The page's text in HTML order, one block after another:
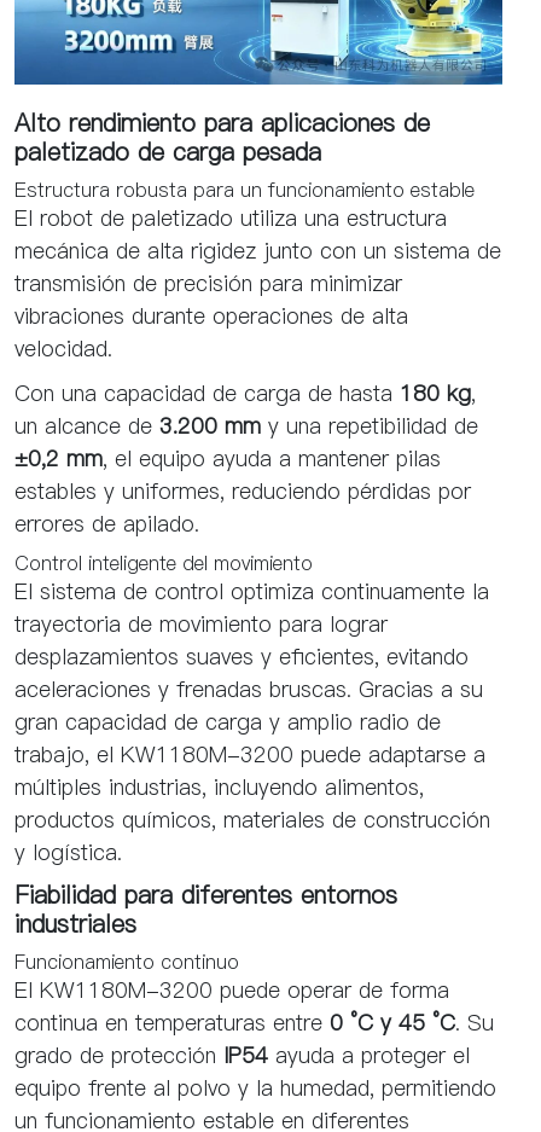
Alto rendimiento para aplicaciones de
paletizado de carga pesada
Estructura robusta para un funcionamiento estable
El robot de paletizado utiliza una estructura
mecánica de alta rigidez junto con un sistema de
transmisión de precisión para minimizar
vibraciones durante operaciones de alta
velocidad.
Con una capacidad de carga de hasta 180 kg,
un alcance de 3.200 mm y una repetibilidad de
±0,2 mm, el equipo ayuda a mantener pilas
estables y uniformes, reduciendo pérdidas por
errores de apilado.
Control inteligente del movimiento
El sistema de control optimiza continuamente la
trayectoria de movimiento para lograr
desplazamientos suaves y eficientes, evitando
aceleraciones y frenadas bruscas. Gracias a su
gran capacidad de carga y amplio radio de
trabajo, el KW1180M-3200 puede adaptarse a
múltiples industrias, incluyendo alimentos,
productos químicos, materiales de construcción
y logística.
Fiabilidad para diferentes entornos
industriales
Funcionamiento continuo
El KW1180M-3200 puede operar de forma
continua en temperaturas entre 0 °C y 45 °C. Su
grado de protección IP54 ayuda a proteger el
equipo frente al polvo y la humedad, permitiendo
un funcionamiento estable en diferentes